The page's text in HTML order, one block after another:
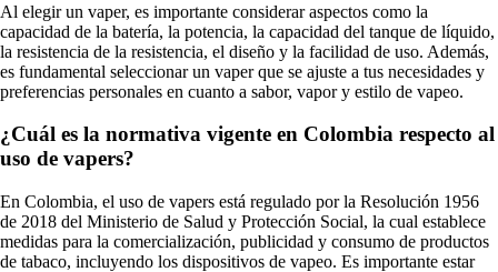
Al elegir un vaper, es importante considerar aspectos como la
capacidad de la batería, la potencia, la capacidad del tanque de líquido,
la resistencia de la resistencia, el diseño y la facilidad de uso. Además,
es fundamental seleccionar un vaper que se ajuste a tus necesidades y
preferencias personales en cuanto a sabor, vapor y estilo de vapeo.
¿Cuál es la normativa vigente en Colombia respecto al
uso de vapers?
En Colombia, el uso de vapers está regulado por la Resolución 1956
de 2018 del Ministerio de Salud y Protección Social, la cual establece
medidas para la comercialización, publicidad y consumo de productos
de tabaco, incluyendo los dispositivos de vapeo. Es importante estar